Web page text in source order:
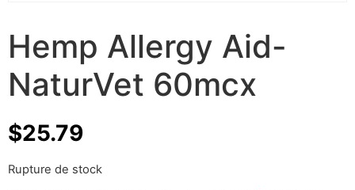
Hemp Allergy Aid-
NaturVet 60mcx
$25.79
Rupture de stock